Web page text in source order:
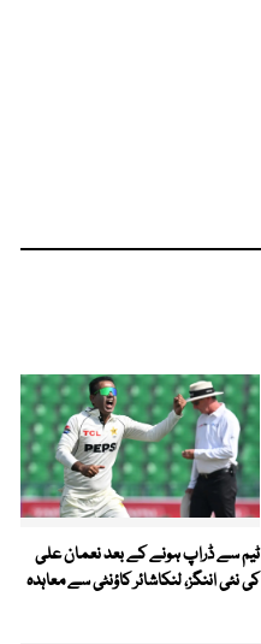
ٹیم سے ڈراپ ہونے کے بعد نعمان علی
کی نئی اننگز، لنکاشائر کاؤنٹی سے معاہدہ